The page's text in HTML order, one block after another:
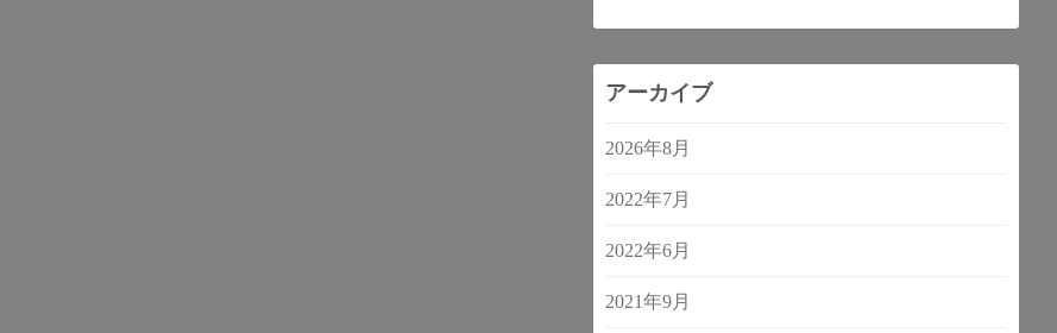
アーカイブ
2026年8月
2022年7月
2022年6月
2021年9月